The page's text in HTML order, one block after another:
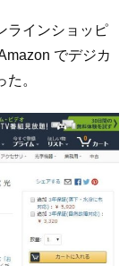
ラインショッピ
でデジカ
。